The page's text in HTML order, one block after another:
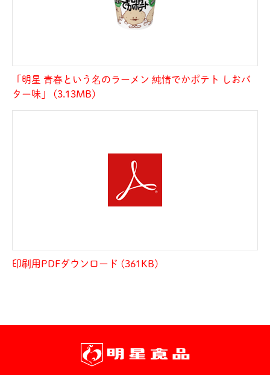
「明星 青春という名のラーメン 純情でかポテト しおバ
ター味」 (3.13MB)
印刷用PDFダウンロード (361KB)